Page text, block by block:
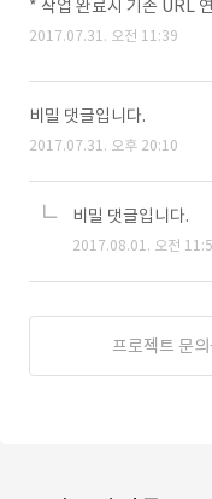
* 작업 완료시 기존 URL
2017.07.31. 오전 11:39
비밀 댓글입니다.
2017.07.31. 오후 20:10
비밀 댓글입니다.
2017.08.01. 오전
프로젝트 문